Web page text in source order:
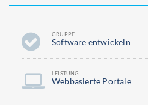
GRUPPE
Software entwickeln
LEISTUNG
Webbasierte Portale